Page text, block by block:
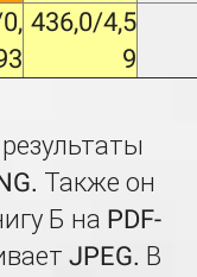
436,0/4,5
9
Также он
Б на PDF-
JPEG. В